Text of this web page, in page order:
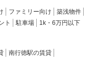
ファミリー向け
築浅物件
ト 駐車場 1k・6万円以下
南行徳駅の賃貸